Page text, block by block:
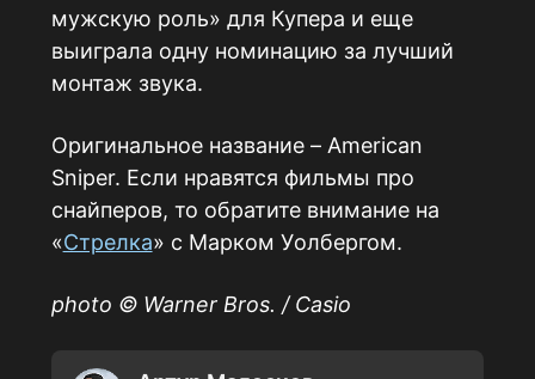
мужскую роль» для Купера и еще
выиграла одну номинацию за лучший
монтаж звука.
Оригинальное название – American
Sniper. Если нравятся фильмы про
снайперов, то обратите внимание на
«Стрелка» с Mapком Уoлбepгом.
photo © Warner Bros. / Casio